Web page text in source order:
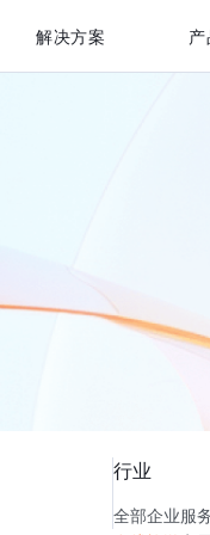
解决方案 产
行业
全部企业服